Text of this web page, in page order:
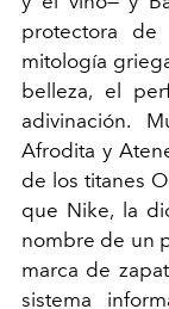
protectora
mitología
belleza, el
adivinación.
Afrodita y
de los titanes
que Nike, la
nombre de un
marca de
sistema